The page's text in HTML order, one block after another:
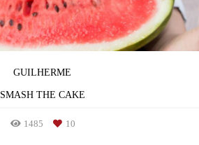
GUILHERME
SMASH THE CAKE
1485 10